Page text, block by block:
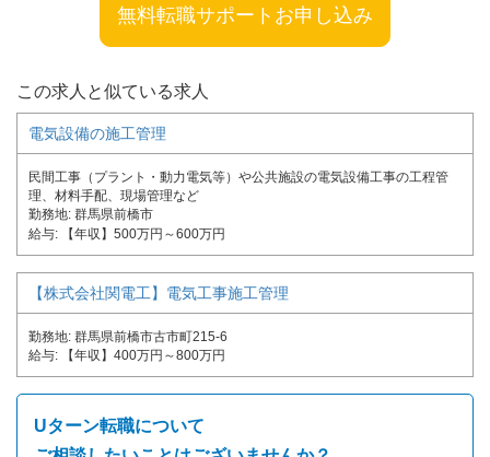
無料転職サポートお申し込み
この求人と似ている求人
電気設備の施工管理
民間工事（プラント・動力電気等）や公共施設の電気設備工事の工程管
理、材料手配、現場管理など
勤務地 群馬県前橋市
給与
【年収】500万円～600万円
【株式会社関電工】電気工事施工管理
勤務地 群馬県前橋市古市町215-6
給与
【年収】400万円～800万円
Uターン転職について